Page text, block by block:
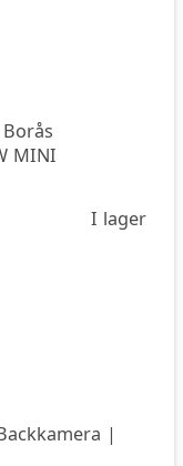
MINI
I lager
|